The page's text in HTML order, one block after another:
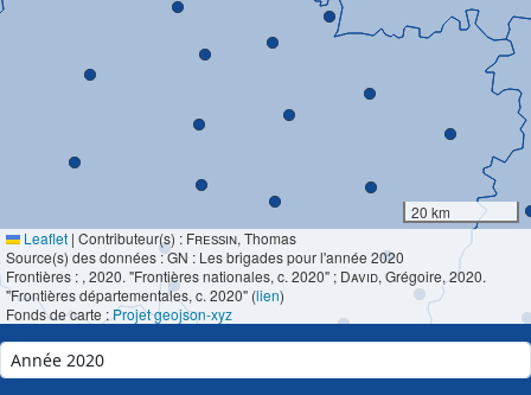
20 km
Leaflet | Contributeur(s) : Fressin, Thomas
Source(s) des données : GN : Les brigades pour l'année 2020
Frontières : , 2020. "Frontières nationales, c. 2020" ; David, Grégoire, 2020.
"Frontières départementales, c. 2020" (lien)
Fonds de carte :Projet geojson-xyz